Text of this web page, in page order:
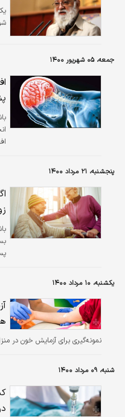
جمعه، ۰۵ شهریور ۱۴۰۰
پنجشنبه، ۲۱ مرداد ۱۴۰۰
یکشنبه، ۱۰ مرداد ۱۴۰۰
نمونه‌گیری برای آزمایش خون در
شنبه، ۰۹ مرداد ۱۴۰۰